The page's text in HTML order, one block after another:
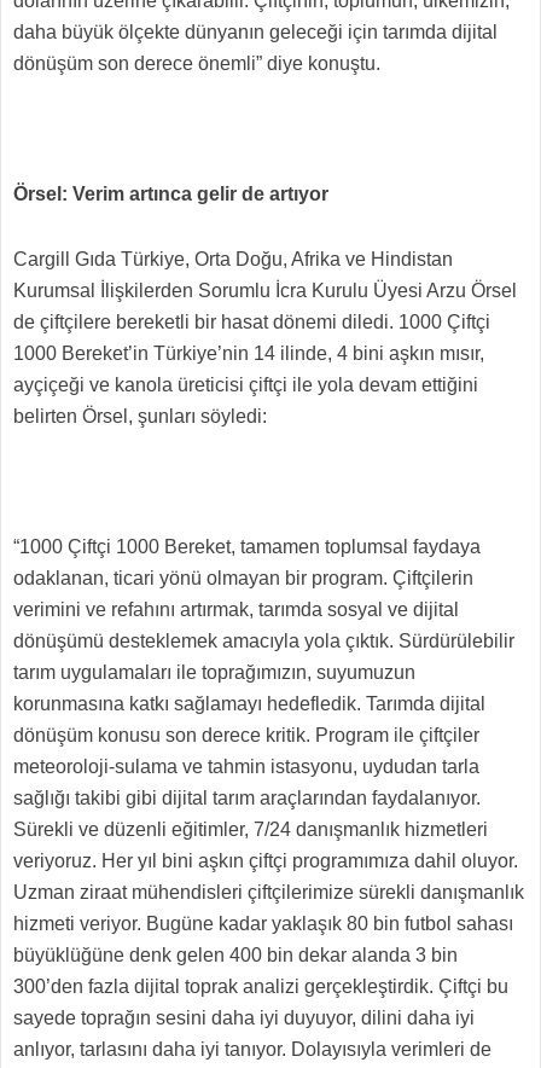
daha büyük ölçekte dünyanın geleceği için tarımda dijital
dönüşüm son derece önemli” diye konuştu.
Örsel: Verim artınca gelir de artıyor
Cargill Gıda Türkiye, Orta Doğu, Afrika ve Hindistan
Kurumsal İlişkilerden Sorumlu İcra Kurulu Üyesi Arzu Örsel
de çiftçilere bereketli bir hasat dönemi diledi. 1000 Çiftçi
1000 Bereket’in Türkiye’nin 14 ilinde, 4 bini aşkın mısır,
ayçiçeği ve kanola üreticisi çiftçi ile yola devam ettiğini
belirten Örsel, şunları söyledi:
“1000 Çiftçi 1000 Bereket, tamamen toplumsal faydaya
odaklanan, ticari yönü olmayan bir program. Çiftçilerin
verimini ve refahını artırmak, tarımda sosyal ve dijital
dönüşümü desteklemek amacıyla yola çıktık. Sürdürülebilir
tarım uygulamaları ile toprağımızın, suyumuzun
korunmasına katkı sağlamayı hedefledik. Tarımda dijital
dönüşüm konusu son derece kritik. Program ile çiftçiler
meteoroloji-sulama ve tahmin istasyonu, uydudan tarla
sağlığı takibi gibi dijital tarım araçlarından faydalanıyor.
Sürekli ve düzenli eğitimler, 7/24 danışmanlık hizmetleri
veriyoruz. Her yıl bini aşkın çiftçi programımıza dahil oluyor.
Uzman ziraat mühendisleri çiftçilerimize sürekli danışmanlık
hizmeti veriyor. Bugüne kadar yaklaşık 80 bin futbol sahası
büyüklüğüne denk gelen 400 bin dekar alanda 3 bin
300’den fazla dijital toprak analizi gerçekleştirdik. Çiftçi bu
sayede toprağın sesini daha iyi duyuyor, dilini daha iyi
anlıyor, tarlasını daha iyi tanıyor. Dolayısıyla verimleri de